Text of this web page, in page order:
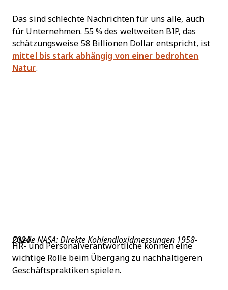
Das sind schlechte Nachrichten für uns alle, auch
für Unternehmen. 55 % des weltweiten BIP, das
schätzungsweise 58 Billionen Dollar entspricht, ist
mittel bis stark abhängig von einer bedrohten
Natur.
Quelle NASA: Direkte Kohlendioxidmessungen 1958-2024.
HR- und Personalverantwortliche können eine
wichtige Rolle beim Übergang zu nachhaltigeren
Geschäftspraktiken spielen.